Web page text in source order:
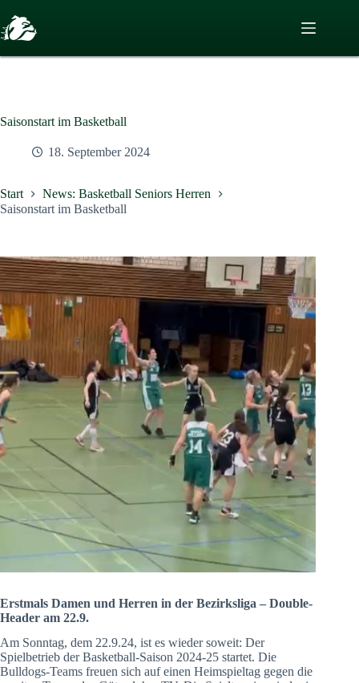
Inhalt
springen
Saisonstart im Basketball
18. September 2024
Start
News: Basketball Seniors Herren
Saisonstart im Basketball
Erstmals Damen und Herren in der Bezirksliga – Double-
Header am 22.9.
Am Sonntag, dem 22.9.24, ist es wieder soweit: Der
Spielbetrieb der Basketball-Saison 2024-25 startet. Die
Bulldogs-Teams freuen sich auf einen Heimspieltag gegen die